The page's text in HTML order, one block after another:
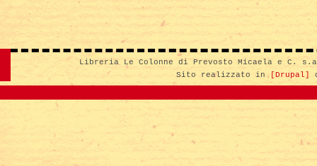
Libreria Le Colonne di Prevosto Micaela e C.
Sito realizzato in [Drupal]